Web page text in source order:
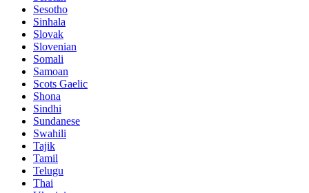
Sesotho
Sinhala
Slovak
Slovenian
Somali
Samoan
Scots Gaelic
Shona
Sindhi
Sundanese
Swahili
Tajik
Tamil
Telugu
Thai